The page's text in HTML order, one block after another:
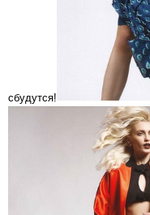
сбудутся!